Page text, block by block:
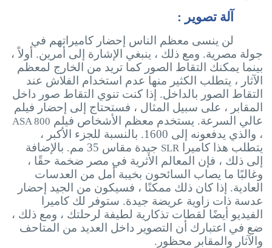
آلة تصوير :
لن ينسى معظم الناس إحضار كاميراتهم في
جولة مصرية. ومع ذلك ، ينبغي الإشارة إلى أمرين. أولاً ،
بينما يمكنك التقاط الصور كما تريد من الخارج لمعظم
الآثار ، يتطلب الكثير منها عدم استخدام الفلاش عند
التقاط الصور بالداخل. إذا كنت تنوي التقاط صور داخل
المقابر ، على سبيل المثال ، فستحتاج إلى إحضار فيلم
عالي السرعة. يستخدم معظم الأشخاص فيلم ASA 800
، والذي يدفعونه إلى 1600. بالنسبة للجزء الأكبر ،
يتطلب هذا كاميرا SLR
جيدة مقاس 35 مم. بالإضافة
إلى ذلك ، فإن المعالم الأثرية في مصر ضخمة حقًا ،
وغالبًا ما يصاب السائحون بخيبة أمل من العدسات
العادية. إذا كان ذلك ممكنًا ، فسيكون من الجيد إحضار
عدسة ذات زاوية عريضة جيدة. ستوفر لك كاميرا
الفيديو أيضًا لقطات تذكارية لطيفة لرحلتك ، ومع ذلك ،
ضع في اعتبارك أن التصوير داخل العديد من المتاحف
والآثار والمقابر محظور.